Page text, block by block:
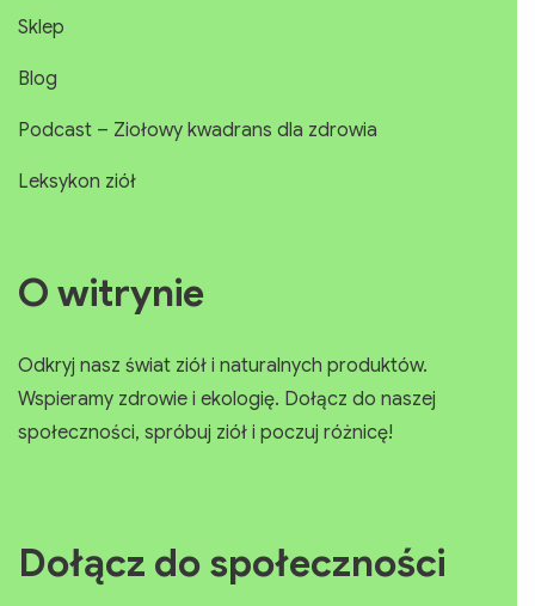
Sklep
Blog
Podcast – Ziołowy kwadrans dla zdrowia
Leksykon ziół
O witrynie
Odkryj nasz świat ziół i naturalnych produktów.
Wspieramy zdrowie i ekologię. Dołącz do naszej
społeczności, spróbuj ziół i poczuj różnicę!
Dołącz do społeczności